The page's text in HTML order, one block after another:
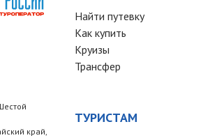
край,
Найти путевку
Как купить
Круизы
Трансфер
ТУРИСТАМ